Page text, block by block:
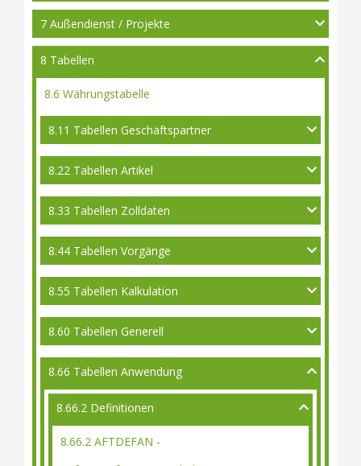
7 Außendienst / Projekte
8 Tabellen
8.6 Währungstabelle
8.11 Tabellen Geschäftspartner
8.22 Tabellen Artikel
8.33 Tabellen Zolldaten
8.44 Tabellen Vorgänge
8.55 Tabellen Kalkulation
8.60 Tabellen Generell
8.66 Tabellen Anwendung
8.66.2 Definitionen
8.66.2 AFTDEFAN -